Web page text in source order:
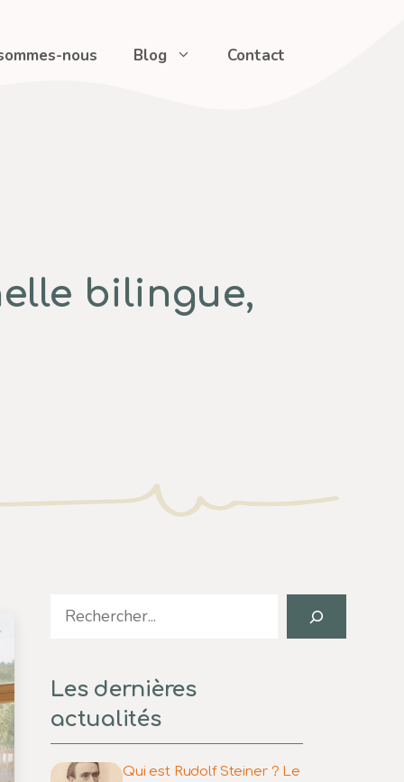
nous Blog Contact
bilingue,
Search
Les dernières
actualités
Qui est Rudolf Steiner ? Le